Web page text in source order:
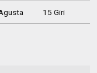
15 Giri